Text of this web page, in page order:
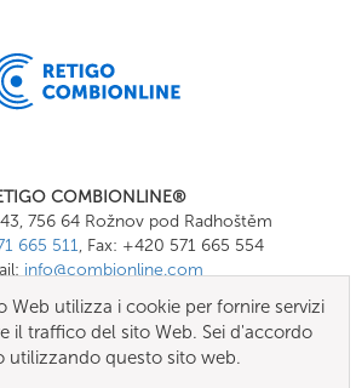
COMBIONLINE®
756 64 Rožnov pod Radhoštěm
665 511, Fax: +420 571 665 554
info@combionline.com
OnlineMenu
Web utilizza i cookie per fornire servizi
il traffico del sito Web. Sei d'accordo
utilizzando questo sito web.